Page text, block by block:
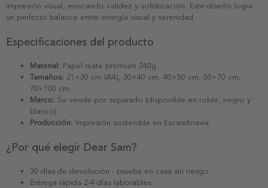
impresión visual, evocando calidez y sofisticación. Este diseño logra
un perfecto balance entre energía visual y serenidad.
Especificaciones del producto
Material: Papel mate premium 240g
Tamaños: 21×30 cm (A4), 30×40 cm, 40×50 cm, 50×70 cm,
70×100 cm
Marco: Se vende por separado (disponible en roble, negro y
blanco)
Producción: Impresión sostenible en Escandinavia
¿Por qué elegir Dear Sam?
30 días de devolución - prueba en casa sin riesgo
Entrega rápida 2-4 días laborables